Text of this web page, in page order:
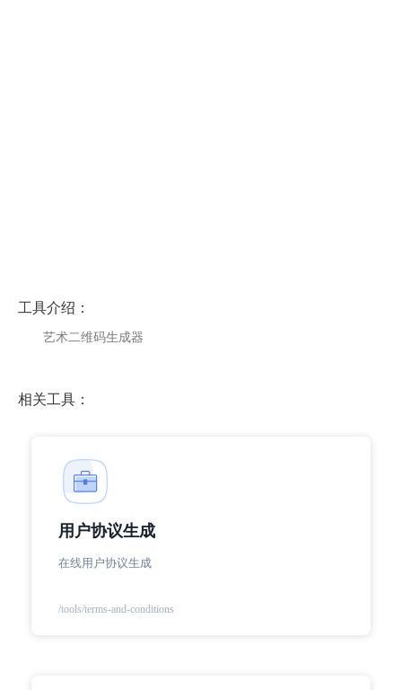
工具介绍：
艺术二维码生成器
相关工具：
用户协议生成
在线用户协议生成
/tools/terms-and-conditions